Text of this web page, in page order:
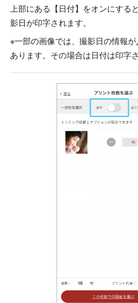
上部にある【日付】をオンにする
影日が印字されます。
※一部の画像では、撮影日の情報
あります。その場合は日付は印字